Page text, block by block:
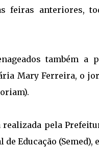
feiras anteriores,
também a
Mary Ferreira, o
realizada pela
Educação